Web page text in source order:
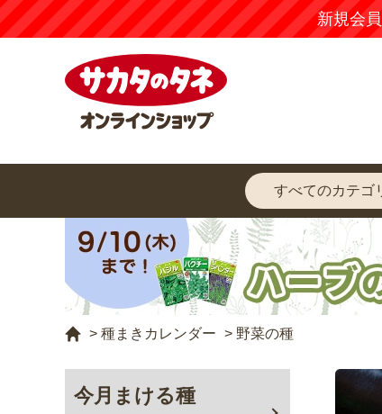
新規会
> 種まきカレンダー > 野菜の種
今月まける種